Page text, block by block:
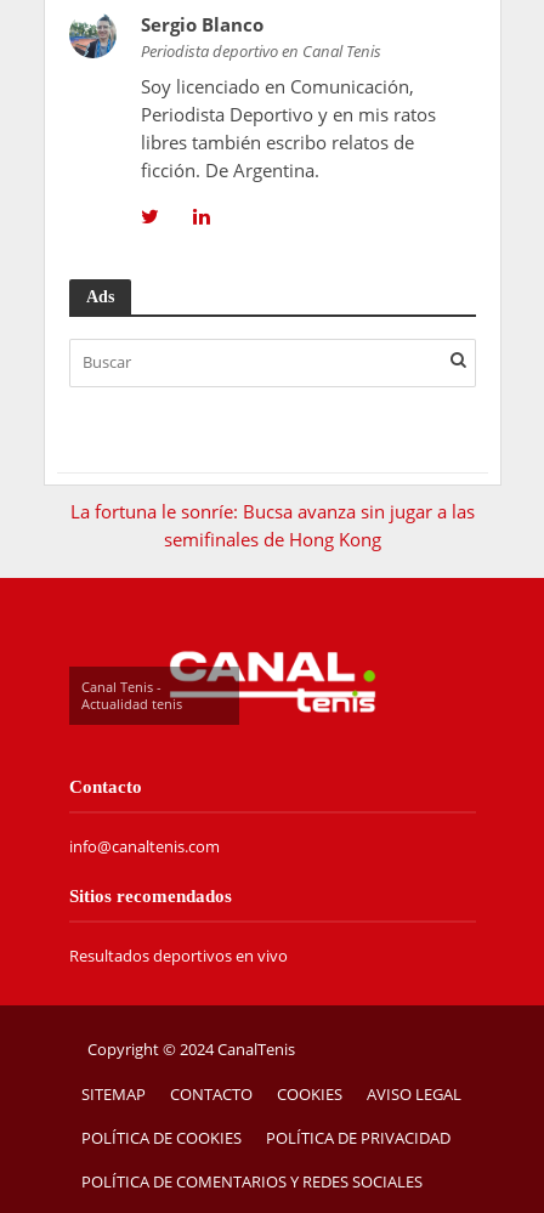
Sergio Blanco
Periodista deportivo en Canal Tenis
Soy licenciado en Comunicación,
Periodista Deportivo y en mis ratos
libres también escribo relatos de
ficción. De Argentina.
Ads
La fortuna le sonríe: Bucsa avanza sin jugar a las
semifinales de Hong Kong
Canal Tenis -
Actualidad tenis
Contacto
info@canaltenis.com
Sitios recomendados
Resultados deportivos en vivo
Copyright © 2024 CanalTenis
SITEMAP CONTACTO COOKIES AVISO LEGAL
POLÍTICA DE COOKIES POLÍTICA DE PRIVACIDAD
POLÍTICA DE COMENTARIOS Y REDES SOCIALES